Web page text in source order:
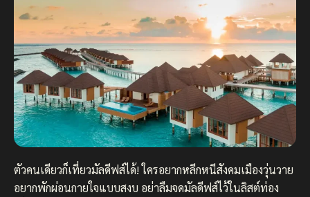
ตัวคนเดียวก็เที่ยวมัลดีฟส์ได้! ใครอยากหลีกหนีสังคมเมืองวุ่นวาย
อยากพักผ่อนกายใจแบบสงบ อย่าลืมจดมัลดีฟส์ไว้ในลิสต์ท่อง